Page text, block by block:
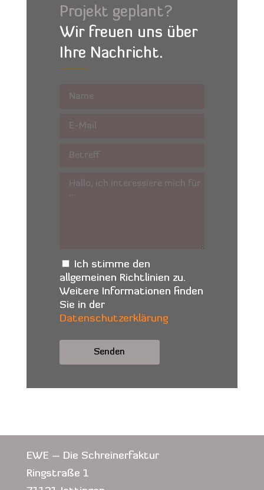
Projekt geplant?
Wir freuen uns über
Ihre Nachricht.
Ich stimme den
allgemeinen Richtlinien zu.
Weitere Informationen finden
Sie in der
Datenschutzerklärung
EWE – Die Schreinerfaktur
Ringstraße 1